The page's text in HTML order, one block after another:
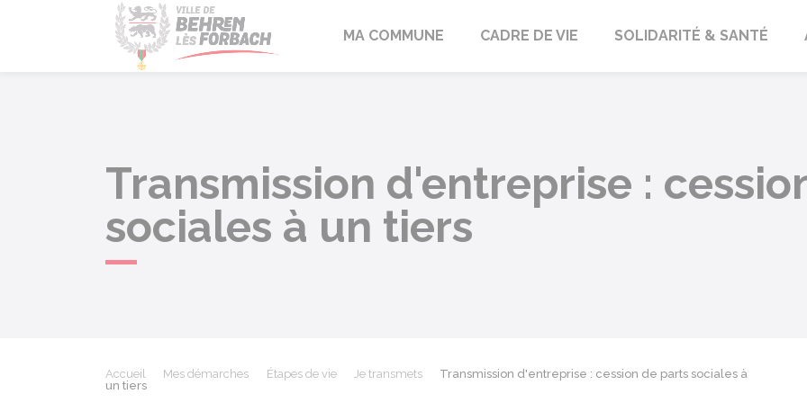
Behren-lès-Forbach
MA COMMUNE CADRE DE VIE SOLIDARITÉ & SANTÉ
Transmission d'entreprise :
sociales à un tiers
Accueil Mes démarches Étapes de vie Je transmets
Transmission d'entreprise : cession de parts sociales à
un tiers